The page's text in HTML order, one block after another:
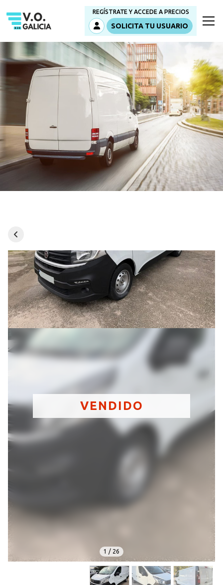
REGÍSTRATE Y ACCEDE A PRECIOS
SOLICITA TU USUARIO
1 / 26